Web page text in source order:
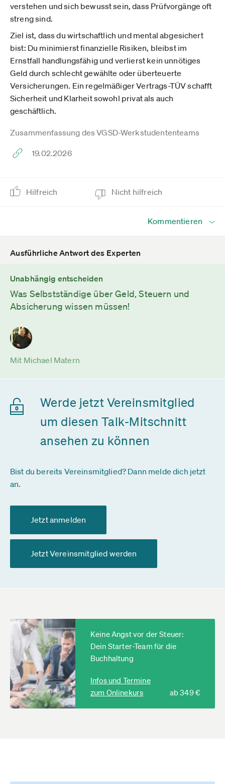
verstehen und sich bewusst sein, dass Prüfvorgänge oft
streng sind.
Ziel ist, dass du wirtschaftlich und mental abgesichert
bist: Du minimierst finanzielle Risiken, bleibst im
Ernstfall handlungsfähig und verlierst kein unnötiges
Geld durch schlecht gewählte oder überteuerte
Versicherungen. Ein regelmäßiger Vertrags-TÜV schafft
Sicherheit und Klarheit sowohl privat als auch
geschäftlich.
Zusammenfassung des VGSD-Werkstudententeams
19.02.2026
Hilfreich Nicht hilfreich
Kommentieren
Ausführliche Antwort des Experten
Unabhängig entscheiden
Was Selbstständige über Geld, Steuern und
Absicherung wissen müssen!
Mit Michael Matern
Werde jetzt Vereinsmitglied
um diesen Talk-Mitschnitt
ansehen zu können
Bist du bereits Vereinsmitglied? Dann melde dich jetzt
an.
Jetzt anmelden
Jetzt Vereinsmitglied werden
Keine Angst vor der Steuer:
Dein Starter-Team für die
Buchhaltung
Infos und Termine
zum Onlinekurs
ab 349 €